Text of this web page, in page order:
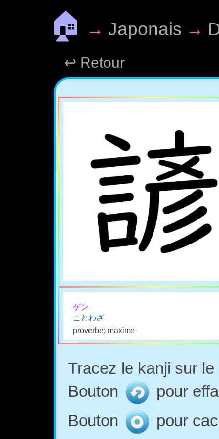
🏠 → Japonais →
↩ Retour
ゲン
ことわざ
proverbe; maxime
Tracez le kanji sur
Bouton
pour
Bouton
pour